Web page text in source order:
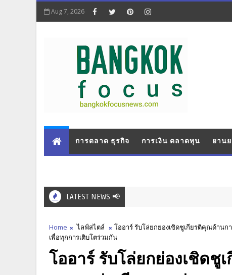
Aug 7, 2026
การตลาด ธุรกิจ การเงิน ตลาดทุน ยาน
LATEST NEWS 📢
Home ไลฟ์สไตล์
โออาร์ รับโล่ยกย่องเชิดชูเกียรติคุณด้านก
เพื่อทุกการเติบโตร่วมกัน
โออาร์ รับโล่ยกย่องเชิดชู